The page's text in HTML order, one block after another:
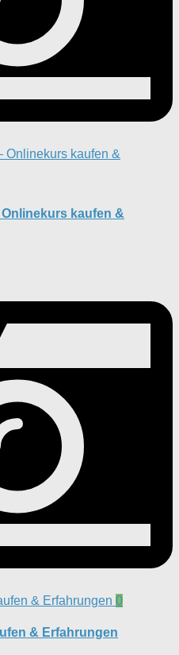
kaufen &
0
& Erfahrungen